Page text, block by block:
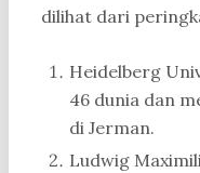
dilihat dari
Heidelberg
46 dunia dan
di Jerman.
Ludwig